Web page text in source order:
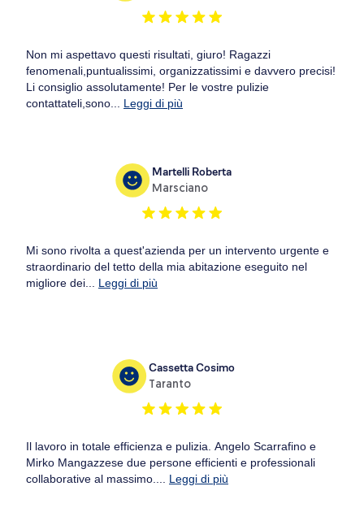
Non mi aspettavo questi risultati, giuro! Ragazzi
fenomenali,puntualissimi, organizzatissimi e davvero precisi!
Li consiglio assolutamente! Per le vostre pulizie
contattateli,sono... Leggi di più
Martelli Roberta
Marsciano
Mi sono rivolta a quest'azienda per un intervento urgente e
straordinario del tetto della mia abitazione eseguito nel
migliore dei... Leggi di più
Cassetta Cosimo
Taranto
Il lavoro in totale efficienza e pulizia. Angelo Scarrafino e
Mirko Mangazzese due persone efficienti e professionali
collaborative al massimo.... Leggi di più